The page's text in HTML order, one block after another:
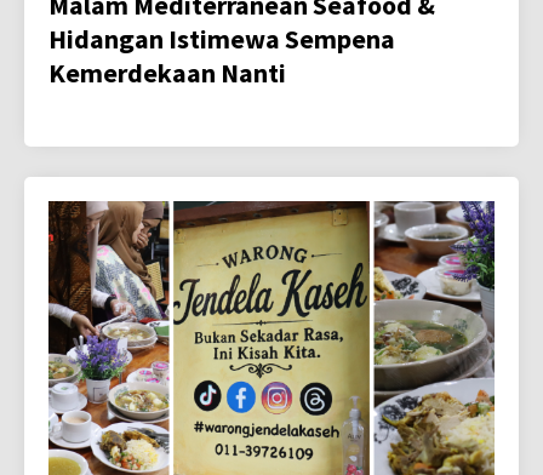
Hidangan Istimewa Sempena
Kemerdekaan Nanti